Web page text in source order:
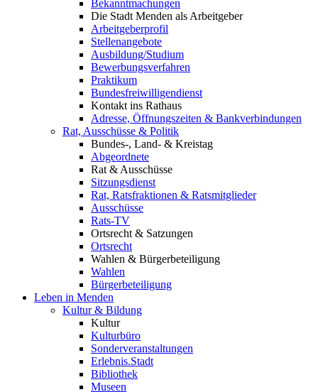
Bekanntmachungen
Die Stadt Menden als Arbeitgeber
Arbeitgeberprofil
Stellenangebote
Ausbildung/Studium
Bewerbungsverfahren
Praktikum
Bundesfreiwilligendienst
Kontakt ins Rathaus
Adresse, Öffnungszeiten & Bankverbindungen
Rat, Ausschüsse & Politik
Bundes-, Land- & Kreistag
Abgeordnete
Rat & Ausschüsse
Sitzungsdienst
Rat, Ratsfraktionen & Ratsmitglieder
Ausschüsse
Rats-TV
Ortsrecht & Satzungen
Ortsrecht
Wahlen & Bürgerbeteiligung
Wahlen
Bürgerbeteiligung
Leben in Menden
Kultur & Bildung
Kultur
Kulturbüro
Sonderveranstaltungen
Erlebnis.Stadt
Bibliothek
Museen